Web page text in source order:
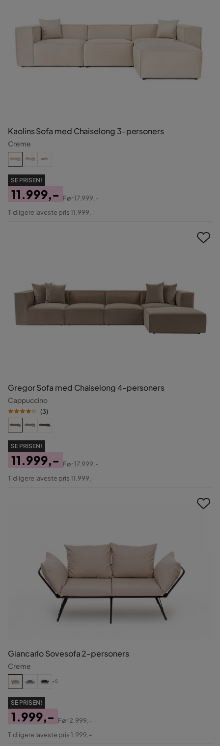
Kaolins Sofa med Chaiselong 3-personers
Creme
SE PRISEN!
Pris
11.999,-
Original
Før17.999,-
Tidligere laveste pris 11.999,-
Gregor Sofa med Chaiselong 4-personers
Cappuccino
(3)
SE PRISEN!
Pris
11.999,-
Original
Før17.999,-
Tidligere laveste pris 11.999,-
Giancarlo Sovesofa 2-personers
Creme
+5
SE PRISEN!
Pris
1.999,-
Original
Før2.999,-
Tidligere laveste pris 1.999,-